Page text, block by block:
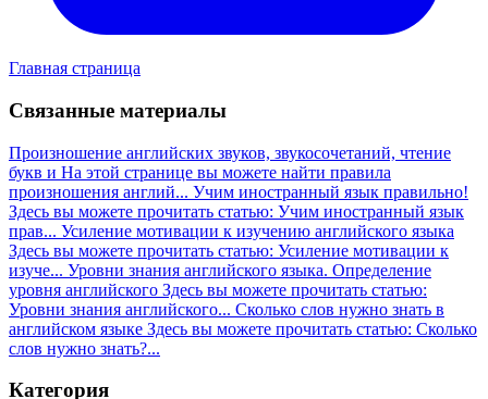
Главная страница
Связанные материалы
Произношение английских звуков, звукосочетаний, чтение
букв и На этой странице вы можете найти правила
произношения англий... Учим иностранный язык правильно!
Здесь вы можете прочитать статью: Учим иностранный язык
прав... Усиление мотивации к изучению английского языка
Здесь вы можете прочитать статью: Усиление мотивации к
изуче... Уровни знания английского языка. Определение
уровня английского Здесь вы можете прочитать статью:
Уровни знания английского... Сколько слов нужно знать в
английском языке Здесь вы можете прочитать статью: Сколько
слов нужно знать?...
Категория